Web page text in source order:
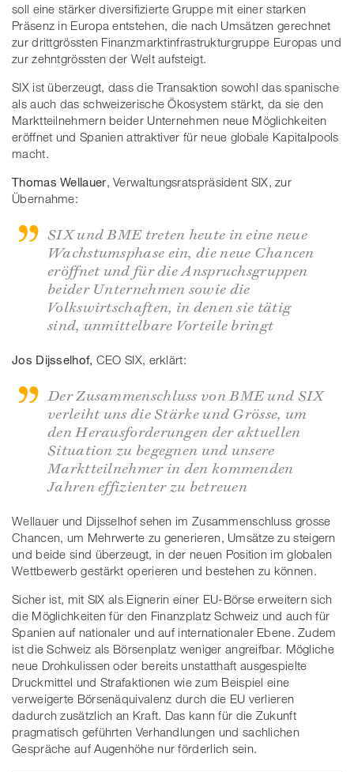
soll eine stärker diversifizierte Gruppe mit einer starken
Präsenz in Europa entstehen, die nach Umsätzen gerechnet
zur drittgrössten Finanzmarktinfrastrukturgruppe Europas und
zur zehntgrössten der Welt aufsteigt.
SIX ist überzeugt, dass die Transaktion sowohl das spanische
als auch das schweizerische Ökosystem stärkt, da sie den
Marktteilnehmern beider Unternehmen neue Möglichkeiten
eröffnet und Spanien attraktiver für neue globale Kapitalpools
macht.
Thomas Wellauer, Verwaltungsratspräsident SIX, zur
Übernahme:
SIX und BME treten heute in eine neue
Wachstumsphase ein, die neue Chancen
eröffnet und für die Anspruchsgruppen
beider Unternehmen sowie die
Volkswirtschaften, in denen sie tätig
sind, unmittelbare Vorteile bringt
Jos Dijsselhof, CEO SIX, erklärt:
Der Zusammenschluss von BME und SIX
verleiht uns die Stärke und Grösse, um
den Herausforderungen der aktuellen
Situation zu begegnen und unsere
Marktteilnehmer in den kommenden
Jahren effizienter zu betreuen
Wellauer und Dijsselhof sehen im Zusammenschluss grosse
Chancen, um Mehrwerte zu generieren, Umsätze zu steigern
und beide sind überzeugt, in der neuen Position im globalen
Wettbewerb gestärkt operieren und bestehen zu können.
Sicher ist, mit SIX als Eignerin einer EU-Börse erweitern sich
die Möglichkeiten für den Finanzplatz Schweiz und auch für
Spanien auf nationaler und auf internationaler Ebene. Zudem
ist die Schweiz als Börsenplatz weniger angreifbar. Mögliche
neue Drohkulissen oder bereits unstatthaft ausgespielte
Druckmittel und Strafaktionen wie zum Beispiel eine
verweigerte Börsenäquivalenz durch die EU verlieren
dadurch zusätzlich an Kraft. Das kann für die Zukunft
pragmatisch geführten Verhandlungen und sachlichen
Gespräche auf Augenhöhe nur förderlich sein.